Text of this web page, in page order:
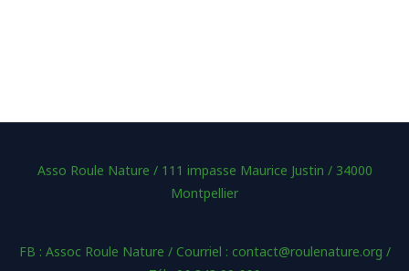
Asso Roule Nature / 111 impasse Maurice Justin / 34000
Montpellier
FB : Assoc Roule Nature / Courriel : contact@roulenature.org /